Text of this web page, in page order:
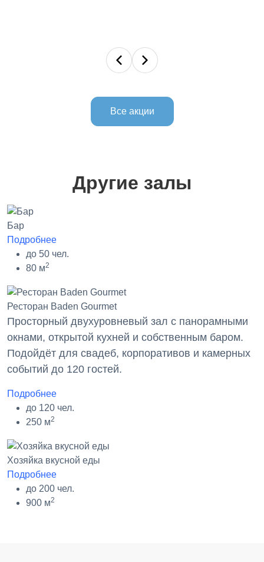
Все акции
Другие залы
Бар
Подробнее
до 50 чел.
80 м2
Ресторан Baden Gourmet
Просторный двухуровневый зал с панорамными
окнами, открытой кухней и собственным баром.
Подойдёт для свадеб, корпоративов и камерных
событий до 120 гостей.
Подробнее
до 120 чел.
250 м2
Хозяйка вкусной еды
Подробнее
до 200 чел.
900 м2